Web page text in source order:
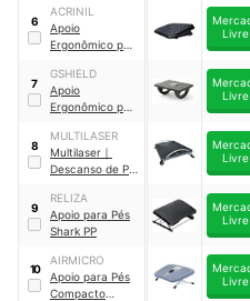
AP25
6
ACRINIL
Apoio
Ergonômico para
850
Livre
7
GSHIELD
Apoio
Ergonômico para
Armor｜‎GS-
12420
Livre
8
MULTILASER
Multilaser ｜
Descanso de Pés
Reclinável
Multilaser｜
AC059
Livre
9
RELIZA
Apoio para Pés
Shark PP
Livre
10
AIRMICRO
Apoio para Pés
Compacto
Livre